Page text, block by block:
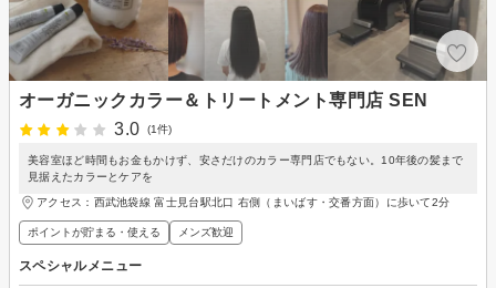
オーガニックカラー＆トリートメント専門店 SEN
3.0
(1件)
美容室ほど時間もお金もかけず、安さだけのカラー専門店でもない。10年後の髪まで
見据えたカラーとケアを
アクセス：西武池袋線 富士見台駅北口 右側（まいばす・交番方面）に歩いて2分
ポイントが貯まる・使える メンズ歓迎
スペシャルメニュー